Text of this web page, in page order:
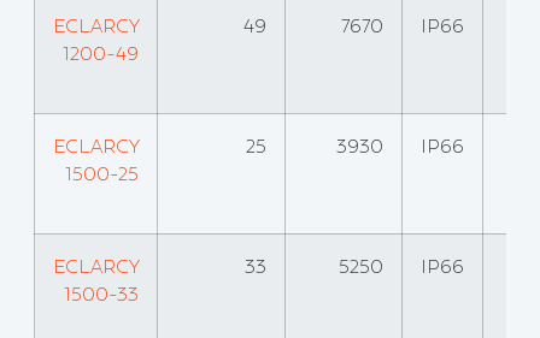
ECLARCY
1200-49
49 7670 IP66
ECLARCY
1500-25
25 3930 IP66
ECLARCY
1500-33
33 5250 IP66